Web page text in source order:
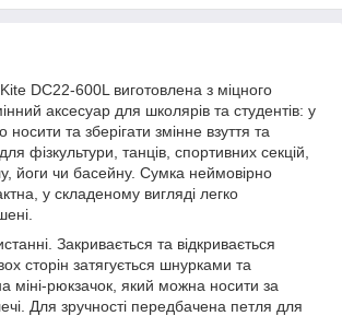
DC22-600L виготовлена з міцного
аксесуар для школярів та студентів: у
та зберігати змінне взуття та
фізкультури, танців, спортивних секцій,
йоги чи басейну. Сумка неймовірно
у складеному вигляді легко
Закривається та відкривається
сторін затягується шнурками та
міні-рюкзачок, який можна носити за
Для зручності передбачена петля для